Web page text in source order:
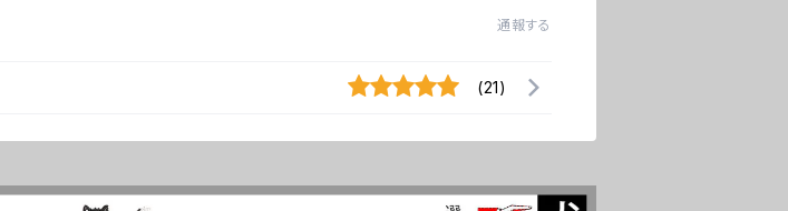
通報する
(21)